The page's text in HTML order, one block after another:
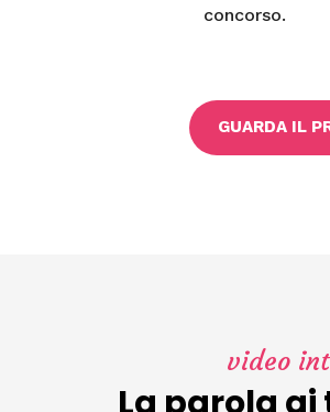
concorso.
GUARDA IL
video
La parola